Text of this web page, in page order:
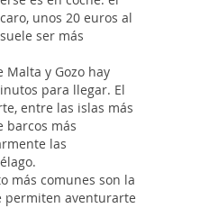
unos 20 euros al
ser más
Malta y Gozo hay
para llegar. El
entre las islas más
barcos más
las
más comunes son la
permiten aventurarte